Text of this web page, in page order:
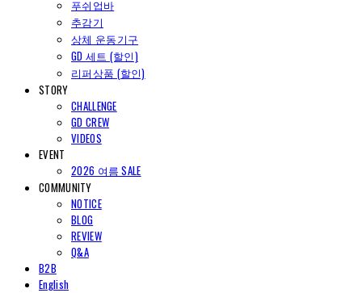
푸쉬업바
추감기
상체 운동기구
GD 세트 (할인)
리퍼상품 (할인)
STORY
CHALLENGE
GD CREW
VIDEOS
EVENT
2026 여름 SALE
COMMUNITY
NOTICE
BLOG
REVIEW
Q&A
B2B
English